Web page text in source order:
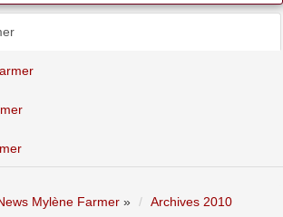
Mylène Farmer »
Archives 2010